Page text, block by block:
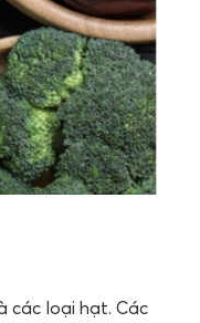
các loại hạt. Các